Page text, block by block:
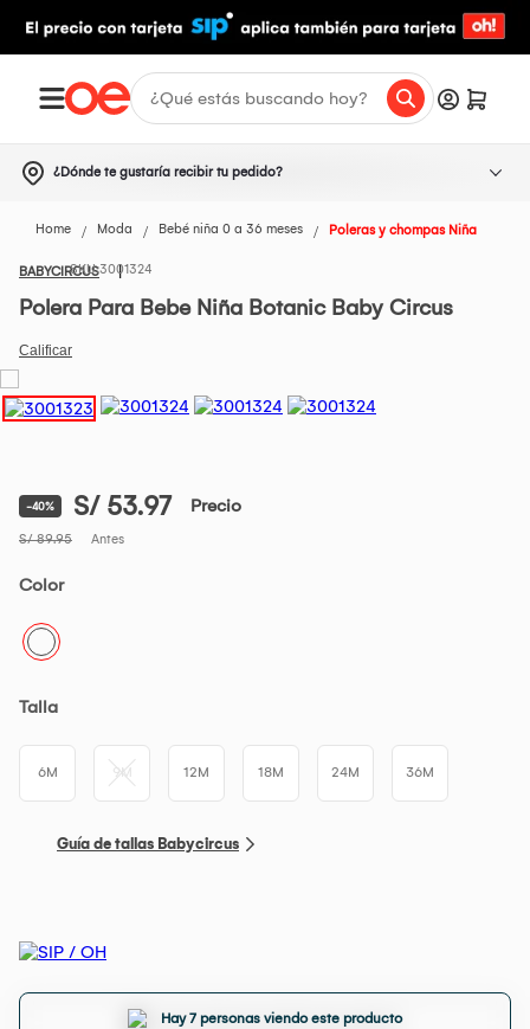
¿Dónde te gustaría recibir tu pedido?
Home Moda Bebé niña 0 a 36 meses Poleras y chompas Niña
BABYCIRCUS3001324
Polera Para Bebe Niña Botanic Baby Circus
-40% S/ 53.97 Precio
S/ 89.95 Antes
Color
Talla
6M 9M 12M 18M 24M 36M
Guía de tallas Babycircus
Hay 7 personas viendo este producto